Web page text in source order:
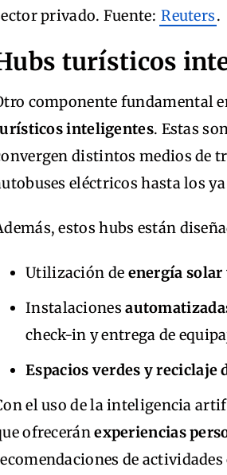
privado. Fuente: Reuters.
turísticos
componente fundamental
inteligentes. Estas
distintos medios de
eléctricos hasta los
estos hubs están
Utilización de energía solar
Instalaciones
check-in y entrega de
Espacios verdes y reciclaje
el uso de la inteligencia
ofreceránexperiencias
de